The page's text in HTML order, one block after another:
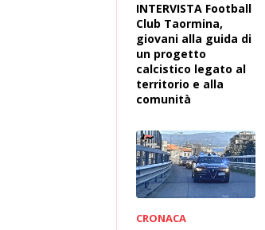
INTERVISTA Football
Club Taormina,
giovani alla guida di
un progetto
calcistico legato al
territorio e alla
comunità
CRONACA